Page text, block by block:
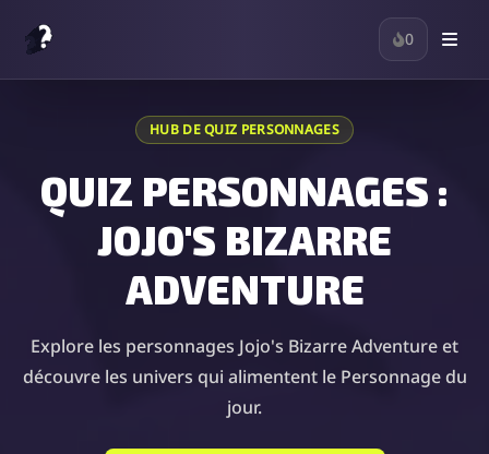
0
HUB DE QUIZ PERSONNAGES
QUIZ PERSONNAGES :
JOJO'S BIZARRE
ADVENTURE
Explore les personnages Jojo's Bizarre Adventure et
découvre les univers qui alimentent le Personnage du
jour.